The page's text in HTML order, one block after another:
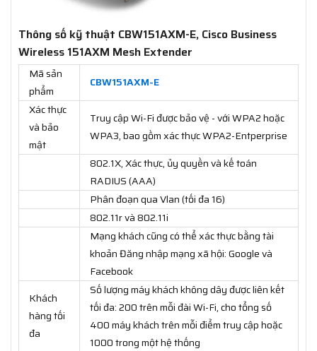
Thông số kỹ thuật CBW151AXM-E, Cisco Business
Wireless 151AXM Mesh Extender
Mã sản
phẩm
CBW151AXM-E
Xác thực
và bảo
mật
Truy cập Wi-Fi được bảo vệ - với WPA2 hoặc
WPA3, bao gồm xác thực WPA2-Entperprise
802.1X, Xác thực, ủy quyền và kế toán
RADIUS (AAA)
Phân đoạn qua Vlan (tối đa 16)
802.11r và 802.11i
Mạng khách cũng có thể xác thực bằng tài
khoản Đăng nhập mạng xã hội: Google và
Facebook
Khách
hàng tối
đa
Số lượng máy khách không dây được liên kết
tối đa: 200 trên mỗi đài Wi-Fi, cho tổng số
400 máy khách trên mỗi điểm truy cập hoặc
1000 trong một hệ thống